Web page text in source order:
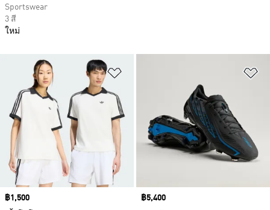
Price
฿1,500
Price
฿5,400
Sportswear
3 สี
ใหม่